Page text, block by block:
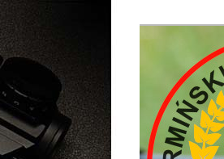
Przeskocz
do
tekstu